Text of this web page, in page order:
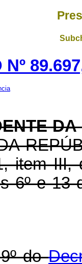
Nº
item III,
6º e 13
do